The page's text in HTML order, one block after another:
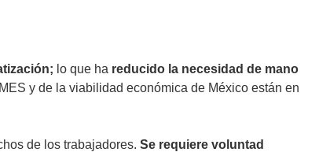
lo que ha reducido la necesidad de mano
y de la viabilidad económica de México están en
de los trabajadores. Se requiere voluntad